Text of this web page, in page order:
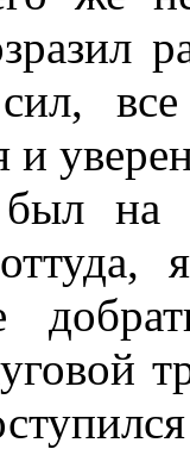
и
на